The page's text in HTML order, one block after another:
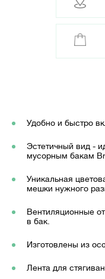
Удобно и быстро
Эстетичный вид -
мусорным бакам
Уникальная
мешки нужного
Вентиляционные
в бак.
Изготовлены из
Лента для